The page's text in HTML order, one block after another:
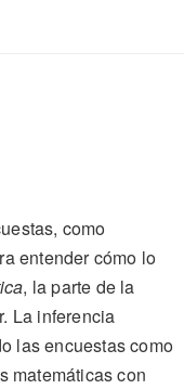
como
entender cómo lo
, la parte de la
La inferencia
las encuestas como
matemáticas con